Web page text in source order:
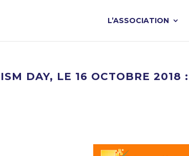
L’ASSOCIATION
DAY, LE 16 OCTOBRE